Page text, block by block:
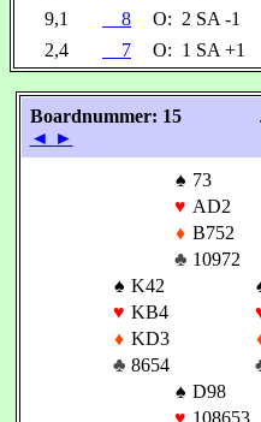
9,1
8 O: 2 SA -1
2,4
7 O: 1 SA +1
Boardnummer: 15
◄ ►
♠ 73
♥ AD2
♦ B752
♣ 10972
♠ K42
♥ KB4
♦ KD3
♣ 8654
♠ D98
♥ 108653